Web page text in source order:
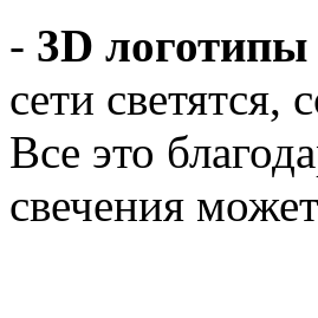
- 3D логотипы
сети светятся,
Все это
свечения